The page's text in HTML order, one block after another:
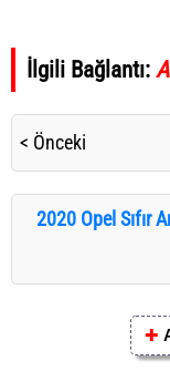
İlgili Bağlantı:
< Önceki
2020 Opel Sıfır
✚